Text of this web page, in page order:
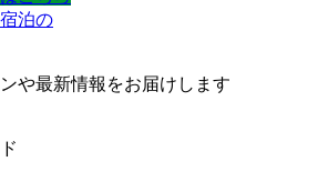
泊の
や最新情報をお届けします